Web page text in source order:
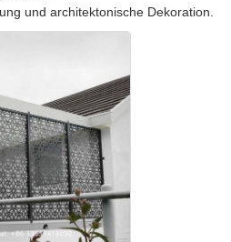
und architektonische Dekoration.